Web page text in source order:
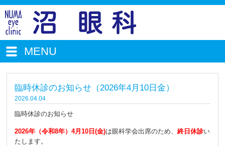
MENU
臨時休診のお知らせ（2026年4月10日金）
2026.04.04
臨時休診のお知らせ
2026年（令和8年）4月10日(金)は眼科学会出席のため、 終日休診い
たします。